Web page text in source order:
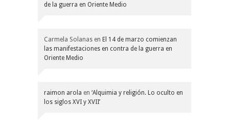
de la guerra en Oriente Medio
Carmela Solanas en El 14 de marzo comienzan
las manifestaciones en contra de la guerra en
Oriente Medio
raimon arola en ‘Alquimia y religión. Lo oculto en
los siglos XVI y XVII’